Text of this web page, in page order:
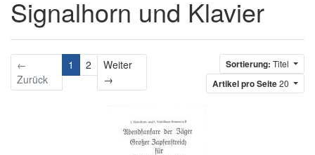
Signalhorn und Klavier
←
Zurück
1 2
Weiter
→Weiter
Sortierung: Titel
Artikel pro Seite20